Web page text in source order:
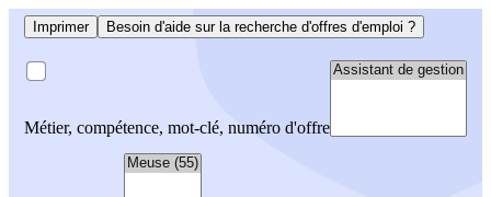
Imprimer Besoin d'aide sur la recherche d'offres d'emploi ?
Métier, compétence, mot-clé, numéro d'offre